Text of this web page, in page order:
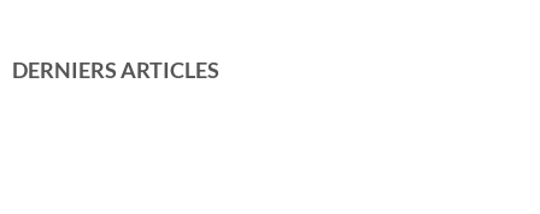
DERNIERS ARTICLES